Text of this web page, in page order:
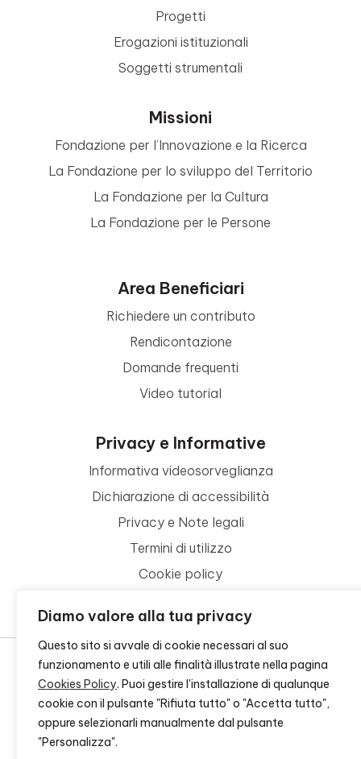
Diamo valore alla tua privacy
Questo sito si avvale di cookie necessari al suo
funzionamento e utili alle finalità illustrate nella pagina
Cookies Policy. Puoi gestire l'installazione di qualunque
cookie con il pulsante "Rifiuta tutto" o "Accetta tutto",
oppure selezionarli manualmente dal pulsante
"Personalizza".
Progetti
Erogazioni istituzionali
Soggetti strumentali
Missioni
Fondazione per l’Innovazione e la Ricerca
La Fondazione per lo sviluppo del Territorio
La Fondazione per la Cultura
La Fondazione per le Persone
Area Beneficiari
Richiedere un contributo
Rendicontazione
Domande frequenti
Video tutorial
Privacy e Informative
Informativa videosorveglianza
Dichiarazione di accessibilità
Privacy e Note legali
Termini di utilizzo
Cookie policy
© 2026 - FONDAZIONE CR FIRENZE - CF 00524310489 -
CREDITS